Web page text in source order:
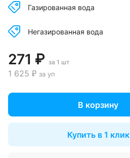
Газированная вода
Негазированная вода
271 ₽ за 1 шт
1 625 ₽ за уп
В корзину
Купить в 1 клик